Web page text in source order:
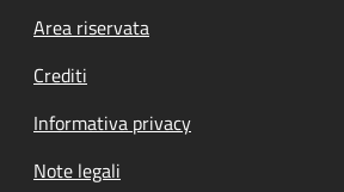
Footer menu
Area riservata
Crediti
Informativa privacy
Note legali